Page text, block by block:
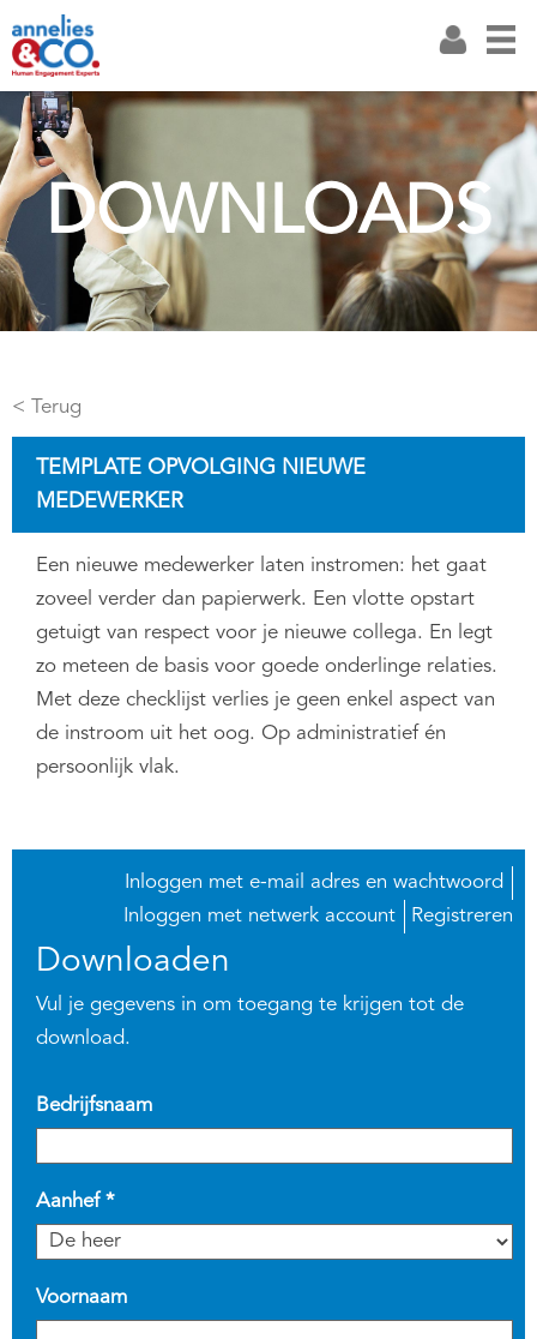
DOWNLOADS
< Terug
TEMPLATE OPVOLGING NIEUWE
MEDEWERKER
Een nieuwe medewerker laten instromen: het gaat
zoveel verder dan papierwerk. Een vlotte opstart
getuigt van respect voor je nieuwe collega. En legt
zo meteen de basis voor goede onderlinge relaties.
Met deze checklijst verlies je geen enkel aspect van
de instroom uit het oog. Op administratief én
persoonlijk vlak.
Inloggen met e-mail adres en wachtwoord
Inloggen met netwerk account
Registreren
Downloaden
Vul je gegevens in om toegang te krijgen tot de
download.
Bedrijfsnaam
Aanhef *
Voornaam